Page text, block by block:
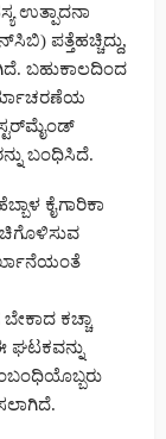
ಉತ್ಪಾದನಾ
ಪತ್ತೆಹಚ್ಚಿದ್ದು,
ಬಹುಕಾಲದಿಂದ
ಬಂಧಿಸಿದೆ.
ಕೈಗಾರಿಕಾ
ಕಚ್ಚಾ
ಘಟಕವನ್ನು